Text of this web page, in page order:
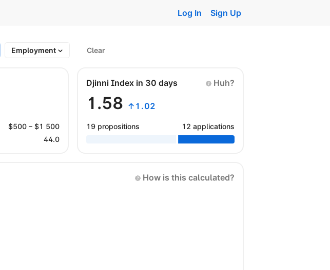
Log In Sign Up
Employment Clear
$500– $1 500
44.0
Djinni Index in 30 days Huh?
1.58 ↑1.02
19 propositions 12 applications
How is this calculated?